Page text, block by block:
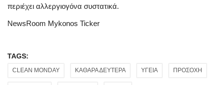
περιέχει αλλεργιογόνα συστατικά.
NewsRoom Mykonos Ticker
TAGS:
CLEAN MONDAY ΚΑΘΑΡΑ ΔΕΥΤΕΡΑ ΥΓΕΙΑ ΠΡΟΣΟΧΗ